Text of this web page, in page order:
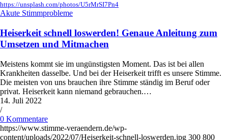
https://unsplash.com/photos/U5rMrSI7Pn4
Akute Stimmprobleme
Heiserkeit schnell loswerden! Genaue Anleitung zum
Umsetzen und Mitmachen
Meistens kommt sie im ungünstigsten Moment. Das ist bei allen
Krankheiten dasselbe. Und bei der Heiserkeit trifft es unsere Stimme.
Die meisten von uns brauchen ihre Stimme ständig im Beruf oder
privat. Heiserkeit kann niemand gebrauchen.…
14. Juli 2022
/
0 Kommentare
https://www.stimme-veraendern.de/wp-
content/uploads/2022/07/Heiserkeit-schnell-loswerden.jpg 300 800